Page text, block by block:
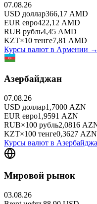
07.08.26
USD доллар366,17 AMD
EUR евро422,12 AMD
RUB рубль4,45 AMD
KZT×10 тенге7,81 AMD
Курсы валют в Армении →
Азербайджан
07.08.26
USD доллар1,7000 AZN
EUR евро1,9591 AZN
RUB×100 рубль2,0816
KZT×100 тенге0,3627 AZN
Курсы валют в
Мировой рынок
03.08.26